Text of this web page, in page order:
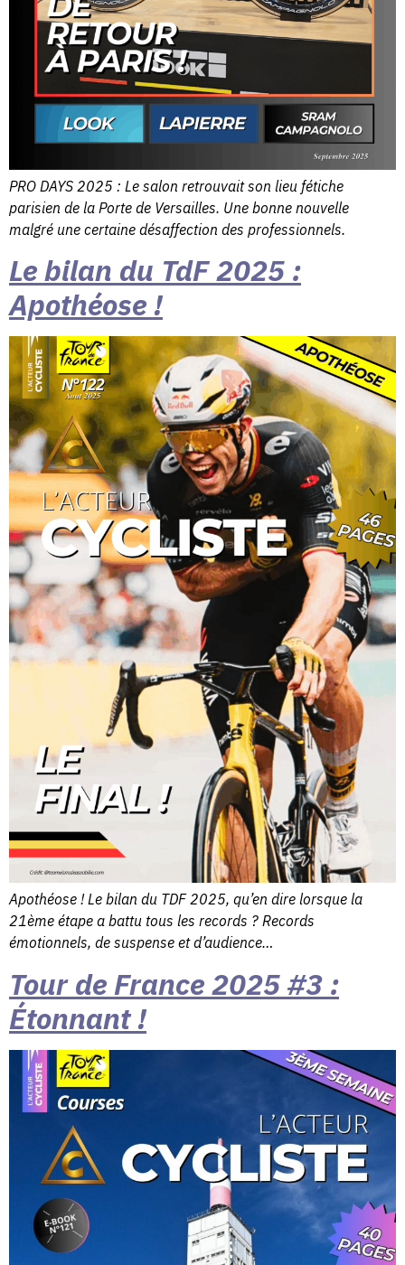
PRO DAYS 2025 : Le salon retrouvait son lieu fétiche
parisien de la Porte de Versailles. Une bonne nouvelle
malgré une certaine désaffection des professionnels.
Le bilan du TdF 2025 :
Apothéose !
Apothéose ! Le bilan du TDF 2025, qu’en dire lorsque la
21ème étape a battu tous les records ? Records
émotionnels, de suspense et d’audience…
Tour de France 2025 #3 :
Étonnant !